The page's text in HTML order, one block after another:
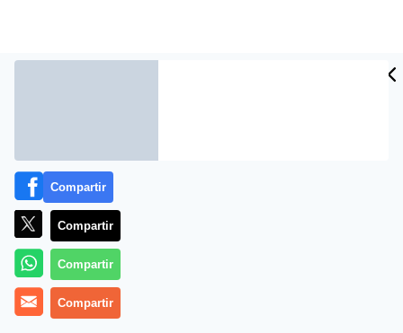
Más información
Compartir
Compartir
Compartir
Compartir